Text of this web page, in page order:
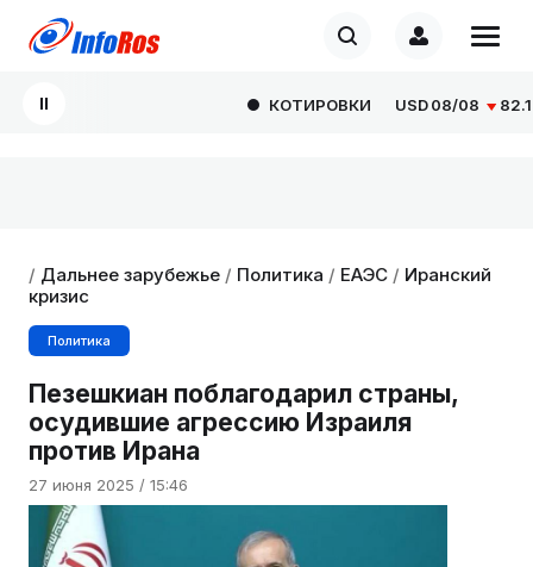
КОТИРОВКИ USD08/08 82.1665
/ Дальнее зарубежье / Политика / ЕАЭС / Иранский
кризис
Политика
Пезешкиан поблагодарил страны,
осудившие агрессию Израиля
против Ирана
27 июня 2025 / 15:46